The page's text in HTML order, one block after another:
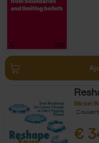
Bärbel
€